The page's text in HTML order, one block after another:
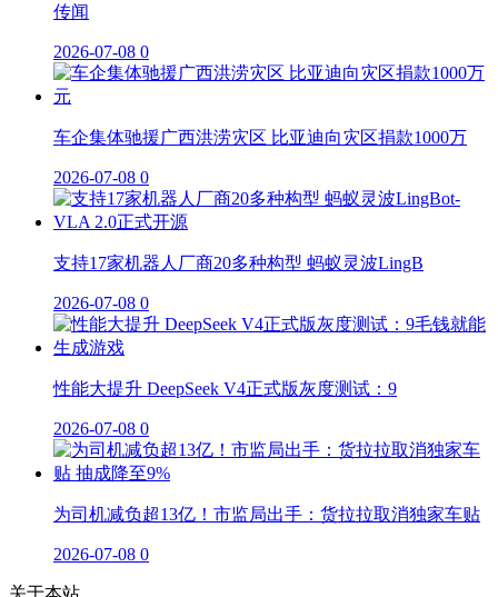
传闻
2026-07-08 0
车企集体驰援广西洪涝灾区 比亚迪向灾区捐款1000万
2026-07-08 0
支持17家机器人厂商20多种构型 蚂蚁灵波LingB
2026-07-08 0
性能大提升 DeepSeek V4正式版灰度测试：9
2026-07-08 0
为司机减负超13亿！市监局出手：货拉拉取消独家车贴
2026-07-08 0
关于本站